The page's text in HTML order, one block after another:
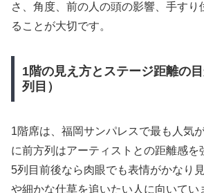
さ、角度、前の人の頭の影響、手すり
ることが大切です。
1階の見え方とステージ距離の
列目）
1階席は、福岡サンパレスで最も人気
に前方列はアーティストとの距離感を
5列目前後なら肉眼でも表情がかなり
や細かな仕草を追いたい人に向いてい